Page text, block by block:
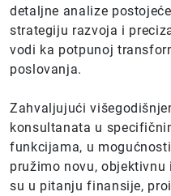
detaljne analize
strategiju razvoja i
vodi ka potpunoj
poslovanja.
Zahvaljujući
konsultanata u
funkcijama, u
pružimo novu,
su u pitanju finansije,